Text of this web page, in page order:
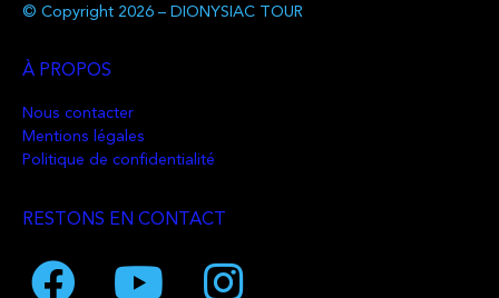
© Copyright 2026 – DIONYSIAC TOUR
À PROPOS
Nous contacter
Mentions légales
Politique de confidentialité
RESTONS EN CONTACT